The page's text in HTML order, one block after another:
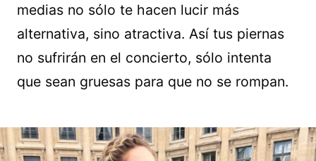
medias no sólo te hacen lucir más
alternativa, sino atractiva. Así tus piernas
no sufrirán en el concierto, sólo intenta
que sean gruesas para que no se rompan.